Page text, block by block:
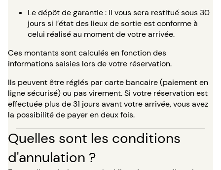
Le dépôt de garantie : Il vous sera restitué sous 30
jours si l’état des lieux de sortie est conforme à
celui réalisé au moment de votre arrivée.
Ces montants sont calculés en fonction des
informations saisies lors de votre réservation.
Ils peuvent être réglés par carte bancaire (paiement en
ligne sécurisé) ou pas virement. Si votre réservation est
effectuée plus de 31 jours avant votre arrivée, vous avez
la possibilité de payer en deux fois.
Quelles sont les conditions
d'annulation ?